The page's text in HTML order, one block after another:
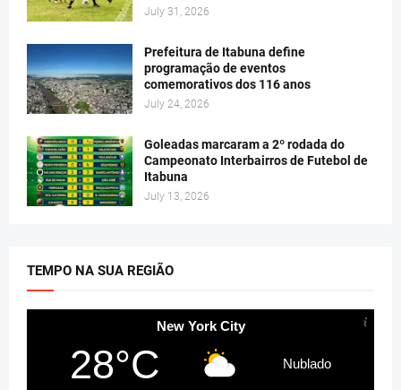
July 31, 2026
Prefeitura de Itabuna define
programação de eventos
comemorativos dos 116 anos
July 24, 2026
Goleadas marcaram a 2º rodada do
Campeonato Interbairros de Futebol de
Itabuna
July 13, 2026
TEMPO NA SUA REGIÃO
New York City
28°C Nublado